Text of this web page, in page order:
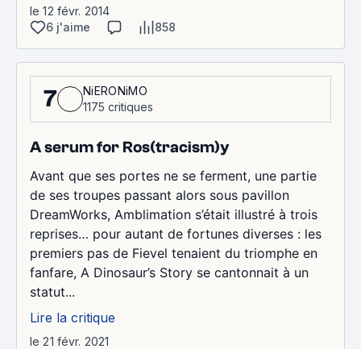
le 12 févr. 2014
6 j'aime
858
7
NiERONiMO
1175 critiques
A serum for Ros(tracism)y
Avant que ses portes ne se ferment, une partie
de ses troupes passant alors sous pavillon
DreamWorks, Amblimation s’était illustré à trois
reprises… pour autant de fortunes diverses : les
premiers pas de Fievel tenaient du triomphe en
fanfare, A Dinosaur’s Story se cantonnait à un
statut...
Lire la critique
le 21 févr. 2021